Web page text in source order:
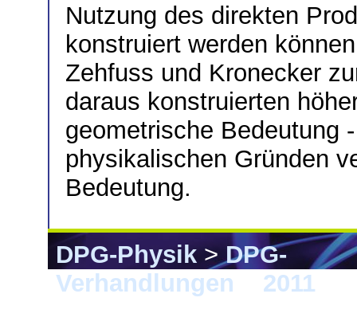
Nutzung des direkten
konstruiert werden
Zehfuss und Kronecker
daraus konstruierten
geometrische Bedeutung
physikalischen Gründen
Bedeutung.
DPG-Physik>DPG-
Verhandlungen
2011